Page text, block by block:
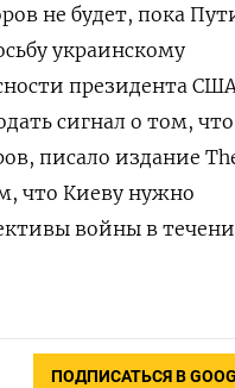
не будет, пока
украинскому
президента США
сигнал о том, что
писало издание
что Киеву нужно
войны в
ПОДПИСАТЬСЯ В